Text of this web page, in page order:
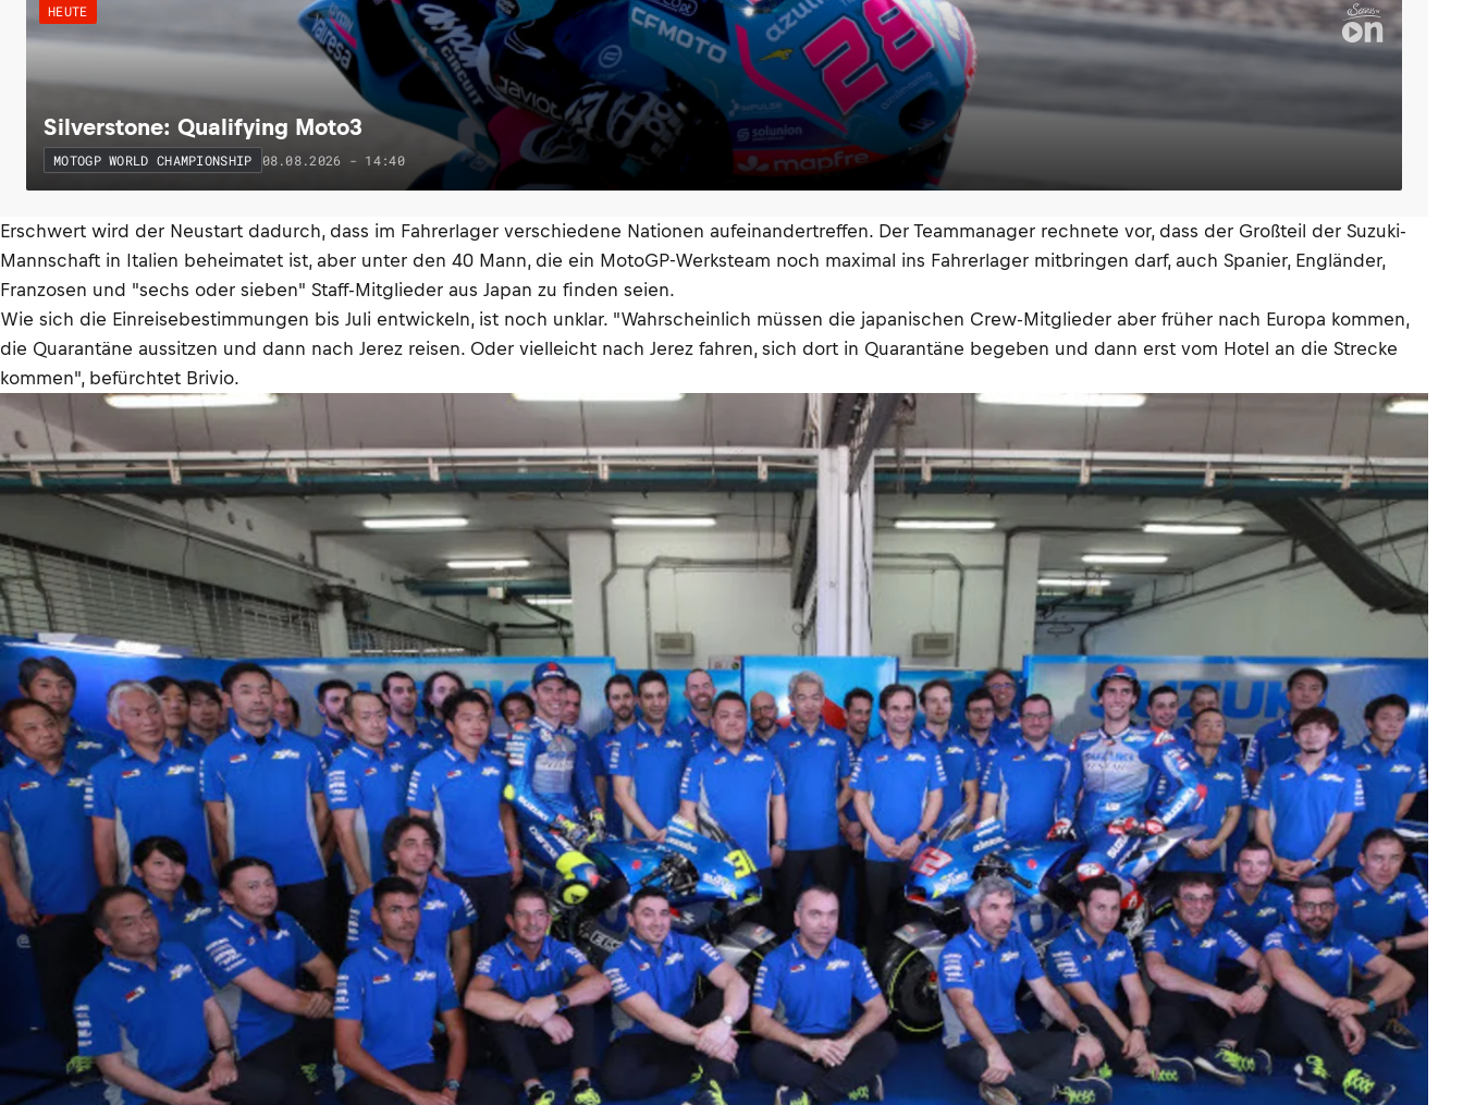
HEUTE
Silverstone: Qualifying Moto3
MOTOGP WORLD CHAMPIONSHIP 08.08.2026 - 14:40
Erschwert wird der Neustart dadurch, dass im Fahrerlager verschiedene Nationen aufeinandertreffen. Der Teammanager rechnete vor, dass der Großteil der Suzuki-
Mannschaft in Italien beheimatet ist, aber unter den 40 Mann, die ein MotoGP-Werksteam noch maximal ins Fahrerlager mitbringen darf, auch Spanier, Engländer,
Franzosen und "sechs oder sieben" Staff-Mitglieder aus Japan zu finden seien.
Wie sich die Einreisebestimmungen bis Juli entwickeln, ist noch unklar. "Wahrscheinlich müssen die japanischen Crew-Mitglieder aber früher nach Europa kommen,
die Quarantäne aussitzen und dann nach Jerez reisen. Oder vielleicht nach Jerez fahren, sich dort in Quarantäne begeben und dann erst vom Hotel an die Strecke
kommen", befürchtet Brivio.